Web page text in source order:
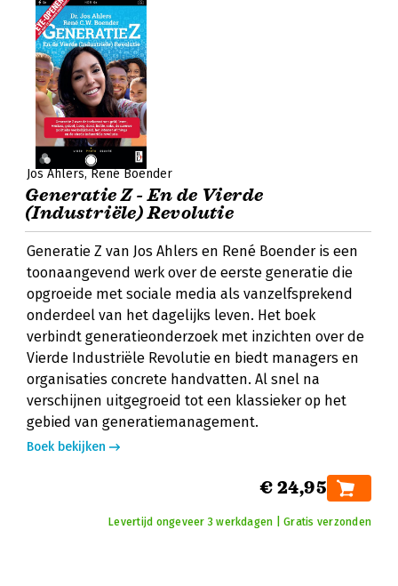
Jos Ahlers René Boender
Generatie Z - En de Vierde
(Industriële) Revolutie
Generatie Z van Jos Ahlers en René Boender is een
toonaangevend werk over de eerste generatie die
opgroeide met sociale media als vanzelfsprekend
onderdeel van het dagelijks leven. Het boek
verbindt generatieonderzoek met inzichten over de
Vierde Industriële Revolutie en biedt managers en
organisaties concrete handvatten. Al snel na
verschijnen uitgegroeid tot een klassieker op het
gebied van generatiemanagement.
Boek bekijken
€ 24,95
Levertijd ongeveer 3 werkdagen | Gratis verzonden